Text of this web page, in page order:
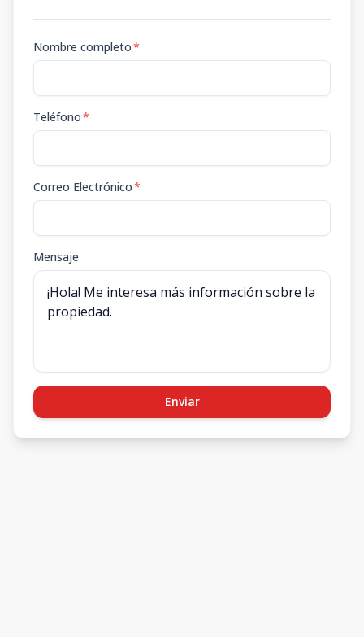
Nombre completo*
Teléfono*
Correo Electrónico*
Mensaje
Enviar